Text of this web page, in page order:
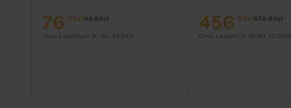
76 99zł95.99zł
Cena z ostatnich 30 dni: 86.39zł
456 99zł579.99zł
Cena z ostatnich 30 dni: 521.99zł